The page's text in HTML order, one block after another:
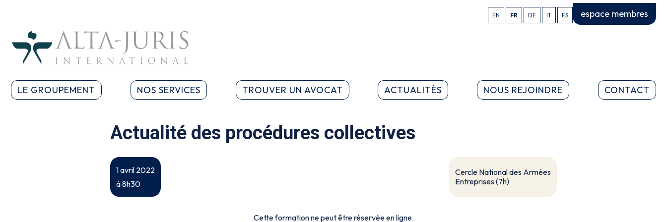
EN FR DE IT ES espace membres
LE GROUPEMENT NOS SERVICES TROUVER UN AVOCAT ACTUALITÉS NOUS REJOINDRE CONTACT
Actualité des procédures collectives
1 avril 2022
à 8h30
Cercle National des Armées
Entreprises (7h)
Cette formation ne peut être réservée en ligne.